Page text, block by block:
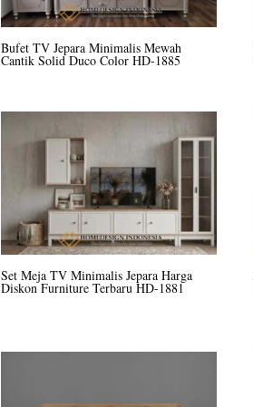
Bufet TV Jepara Minimalis Mewah
Cantik Solid Duco Color HD-1885
Set Meja TV Minimalis Jepara Harga
Diskon Furniture Terbaru HD-1881